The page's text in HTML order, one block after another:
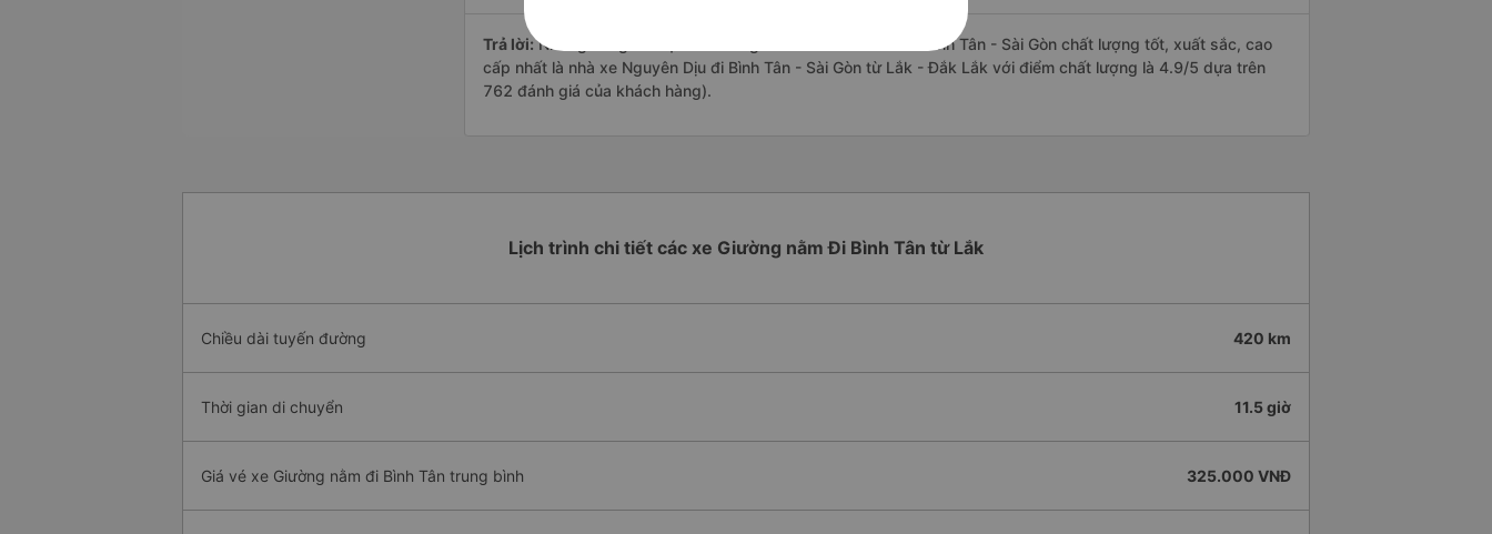
Trả lời:Những hãng có loại xe Giường nằm đi Lắk - Đắk Lắk Bình Tân - Sài Gòn chất lượng tốt, xuất sắc, cao
cấp nhất là nhà xe Nguyên Dịu đi Bình Tân - Sài Gòn từ Lắk - Đắk Lắk với điểm chất lượng là 4.9/5 dựa trên
762 đánh giá của khách hàng).
Lịch trình chi tiết các xe Giường nằm Đi Bình Tân từ Lắk
Chiều dài tuyến đường 420 km
Thời gian di chuyển 11.5 giờ
Giá vé xe Giường nằm đi Bình Tân trung bình 325.000 VNĐ